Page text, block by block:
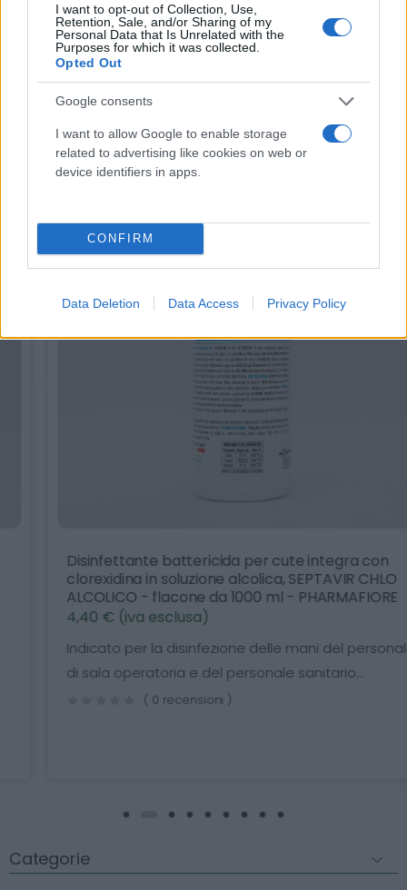
I want to opt-out of Collection, Use,
Retention, Sale, and/or Sharing of my
Personal Data that Is Unrelated with the
Purposes for which it was collected.
Opted Out
Google consents
I want to allow Google to enable storage
related to advertising like cookies on web or
device identifiers in apps.
CONFIRM
Data Deletion Data Access Privacy Policy
disinfettante iodo 10
Potrebbero piacerti anche
Disinfettante battericida per cute integra con
clorexidina in soluzione alcolica, SEPTAVIR CHLO
ALCOLICO - flacone da 1000 ml - PHARMAFIORE
4,40 € (iva esclusa)
Indicato per la disinfezione delle mani del personale
di sala operatoria e del personale sanitario...
( 0 recensioni )
Categorie